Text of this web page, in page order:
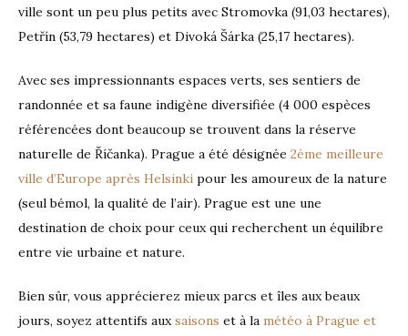
ville sont un peu plus petits avec Stromovka (91,03 hectares),
Petřín (53,79 hectares) et Divoká Šárka (25,17 hectares).
Avec ses impressionnants espaces verts, ses sentiers de
randonnée et sa faune indigène diversifiée (4 000 espèces
référencées dont beaucoup se trouvent dans la réserve
naturelle de Říčanka). Prague a été désignée 2ème meilleure
ville d’Europe après Helsinki pour les amoureux de la nature
(seul bémol, la qualité de l’air). Prague est une une
destination de choix pour ceux qui recherchent un équilibre
entre vie urbaine et nature.
Bien sûr, vous apprécierez mieux parcs et îles aux beaux
jours, soyez attentifs auxsaisons et à la météo à Prague et